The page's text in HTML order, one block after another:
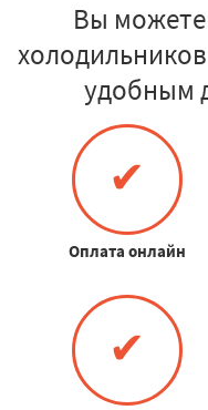
Вы
удобным
✔
Оплата онлайн
✔